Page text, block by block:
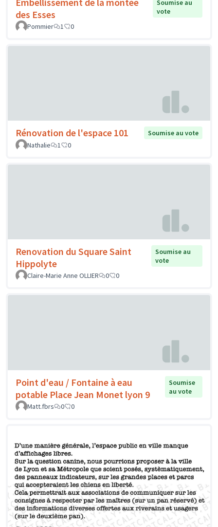
des Esses
Soumise au
vote
Pommier
1 0
Rénovation de l'espace 101
Soumise au vote
Nathalie
1 0
Renovation du Square Saint
Hippolyte
Soumise au
vote
Claire-Marie Anne OLLIER
0 0
Point d'eau / Fontaine à eau
potable Place Jean Monet lyon 9
Soumise
au vote
Matt.fbrs
0 0